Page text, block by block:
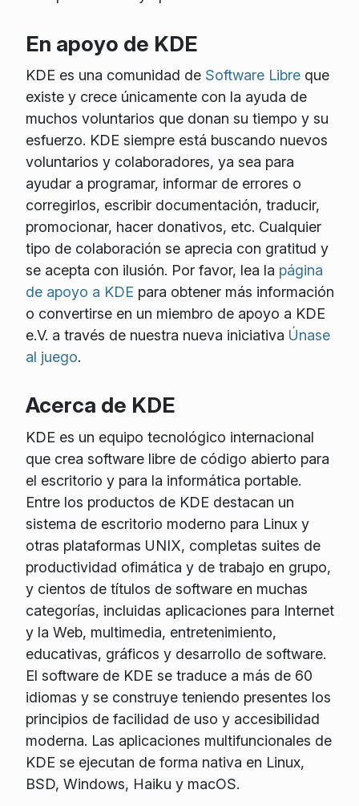
En apoyo de KDE
KDE es una comunidad de Software Libreque
existe y crece únicamente con la ayuda de
muchos voluntarios que donan su tiempo y su
esfuerzo. KDE siempre está buscando nuevos
voluntarios y colaboradores, ya sea para
ayudar a programar, informar de errores o
corregirlos, escribir documentación, traducir,
promocionar, hacer donativos, etc. Cualquier
tipo de colaboración se aprecia con gratitud y
se acepta con ilusión. Por favor, lea la página
de apoyo a KDE para obtener más información
o convertirse en un miembro de apoyo a KDE
e.V. a través de nuestra nueva iniciativa Únase
al juego.
Acerca de KDE
KDE es un equipo tecnológico internacional
que crea software libre de código abierto para
el escritorio y para la informática portable.
Entre los productos de KDE destacan un
sistema de escritorio moderno para Linux y
otras plataformas UNIX, completas suites de
productividad ofimática y de trabajo en grupo,
y cientos de títulos de software en muchas
categorías, incluidas aplicaciones para Internet
y la Web, multimedia, entretenimiento,
educativas, gráficos y desarrollo de software.
El software de KDE se traduce a más de 60
idiomas y se construye teniendo presentes los
principios de facilidad de uso y accesibilidad
moderna. Las aplicaciones multifuncionales de
KDE se ejecutan de forma nativa en Linux,
BSD, Windows, Haiku y macOS.